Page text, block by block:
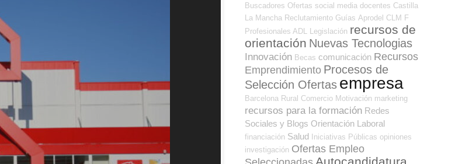
Buscadores Ofertas social media docentes Castilla
La Mancha Reclutamiento Guías Aprodel CLM F
Profesionales ADL
Legislación recursos de
orientación Nuevas Tecnologias
Innovación Becas comunicación Recursos
Emprendimiento Procesos de
Selección Ofertas empresa
Barcelona Rural Comercio Motivación marketing
recursos para la formación Redes
Sociales y Blogs Orientación Laboral
financiación Salud Iniciativas Públicas opiniones
investigación Ofertas Empleo